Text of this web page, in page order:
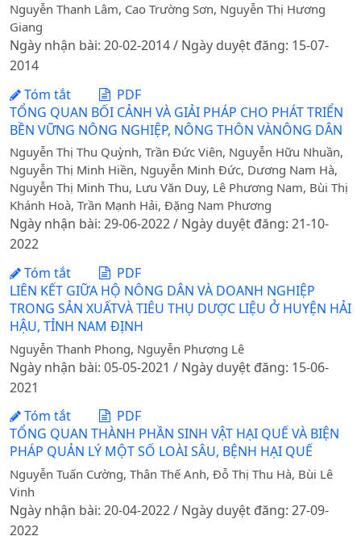
Nguyễn Thanh Lâm, Cao Trường Sơn, Nguyễn Thị Hương
Giang
Ngày nhận bài: 20-02-2014 / Ngày duyệt đăng: 15-07-
2014
Tóm tắt
PDF
TỔNG QUAN BỐI CẢNH VÀ GIẢI PHÁP CHO PHÁT TRIỂN
BỀN VỮNG NÔNG NGHIỆP, NÔNG THÔN VÀNÔNG DÂN
Nguyễn Thị Thu Quỳnh, Trần Đức Viên, Nguyễn Hữu Nhuần,
Nguyễn Thị Minh Hiền, Nguyễn Minh Đức, Dương Nam Hà,
Nguyễn Thị Minh Thu, Lưu Văn Duy, Lê Phương Nam, Bùi Thị
Khánh Hoà, Trần Mạnh Hải, Đặng Nam Phương
Ngày nhận bài: 29-06-2022 / Ngày duyệt đăng: 21-10-
2022
Tóm tắt
PDF
LIÊN KẾT GIỮA HỘ NÔNG DÂN VÀ DOANH NGHIỆP
TRONG SẢN XUẤTVÀ TIÊU THỤ DƯỢC LIỆU Ở HUYỆN HẢI
HẬU, TỈNH NAM ĐỊNH
Nguyễn Thanh Phong, Nguyễn Phượng Lê
Ngày nhận bài: 05-05-2021 / Ngày duyệt đăng: 15-06-
2021
Tóm tắt
PDF
TỔNG QUAN THÀNH PHẦN SINH VẬT HẠI QUẾ VÀ BIỆN
PHÁP QUẢN LÝ MỘT SỐ LOÀI SÂU, BỆNH HẠI QUẾ
Nguyễn Tuấn Cường, Thân Thế Anh, Đỗ Thị Thu Hà, Bùi Lê
Vinh
Ngày nhận bài: 20-04-2022 / Ngày duyệt đăng: 27-09-
2022